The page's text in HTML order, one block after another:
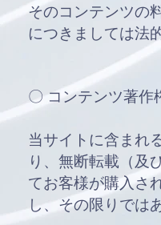
そのコンテンツの
につきましては法
〇 コンテンツ著作
当サイトに含まれ
り、無断転載（及
てお客様が購入さ
し、その限りでは